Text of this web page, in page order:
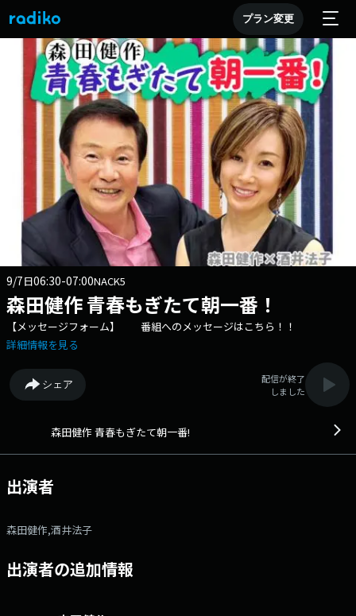
プラン変更
9/7日06:30-07:00NACK5
森田健作 青春もぎたて朝一番！
【メッセージフォーム】 番組へのメッセージはこちら！！
詳細情報を見る
シェア
配信が終了
しました
森田健作 青春もぎたて朝一番!
出演者
森田健作,酒井法子
出演者の追加情報